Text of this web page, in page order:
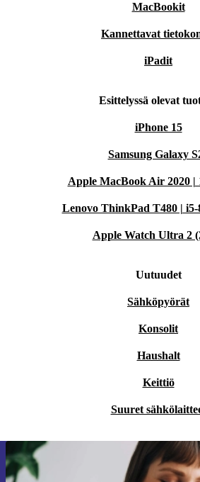
MacBookit
Kannettavat
iPadit
Esittelyssä olevat
iPhone 15
Samsung Galaxy
Apple MacBook Air 2020 |
Lenovo ThinkPad T480 | i5-
Apple Watch Ultra 2
Uutuudet
Sähköpyörät
Konsolit
Haushalt
Keittiö
Suuret
Liity ensimmäistä